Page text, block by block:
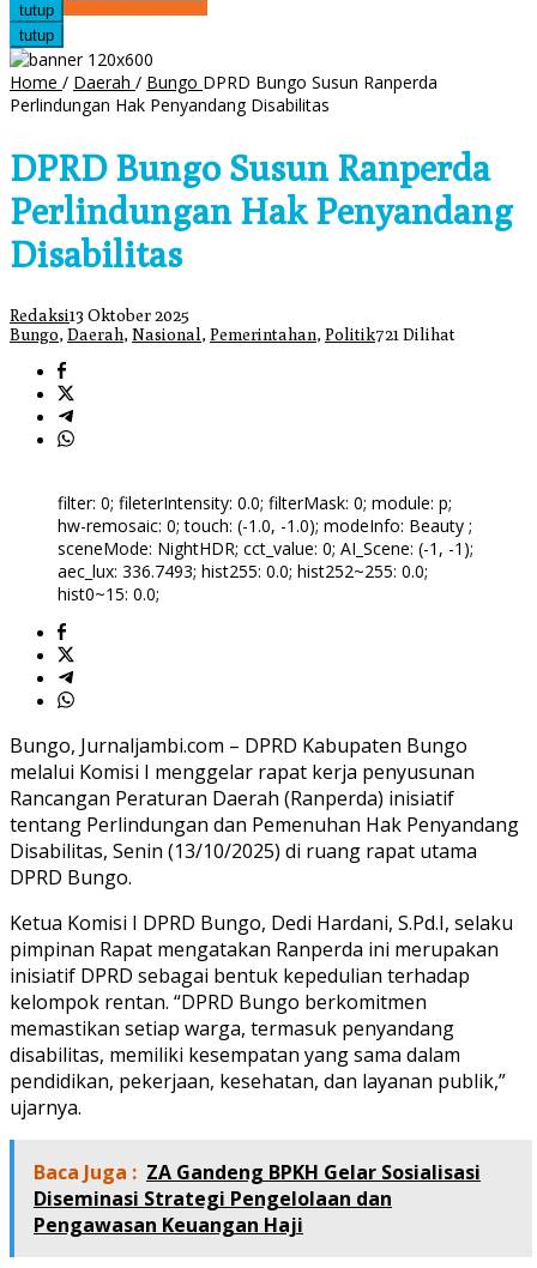
tutup
tutup
Home / Daerah / Bungo DPRD Bungo Susun Ranperda
Perlindungan Hak Penyandang Disabilitas
DPRD Bungo Susun Ranperda
Perlindungan Hak Penyandang
Disabilitas
Redaksi13 Oktober 2025
Bungo, Daerah, Nasional , Pemerintahan, Politik721 Dilihat
filter: 0; fileterIntensity: 0.0; filterMask: 0; module: p;
hw-remosaic: 0; touch: (-1.0, -1.0); modeInfo: Beauty ;
sceneMode: NightHDR; cct_value: 0; AI_Scene: (-1, -1);
aec_lux: 336.7493; hist255: 0.0; hist252~255: 0.0;
hist0~15: 0.0;
Bungo, Jurnaljambi.com – DPRD Kabupaten Bungo
melalui Komisi I menggelar rapat kerja penyusunan
Rancangan Peraturan Daerah (Ranperda) inisiatif
tentang Perlindungan dan Pemenuhan Hak Penyandang
Disabilitas, Senin (13/10/2025) di ruang rapat utama
DPRD Bungo.
Ketua Komisi I DPRD Bungo, Dedi Hardani, S.Pd.I, selaku
pimpinan Rapat mengatakan Ranperda ini merupakan
inisiatif DPRD sebagai bentuk kepedulian terhadap
kelompok rentan. “DPRD Bungo berkomitmen
memastikan setiap warga, termasuk penyandang
disabilitas, memiliki kesempatan yang sama dalam
pendidikan, pekerjaan, kesehatan, dan layanan publik,”
ujarnya.
Baca Juga : ZA Gandeng BPKH Gelar Sosialisasi
Diseminasi Strategi Pengelolaan dan
Pengawasan Keuangan Haji